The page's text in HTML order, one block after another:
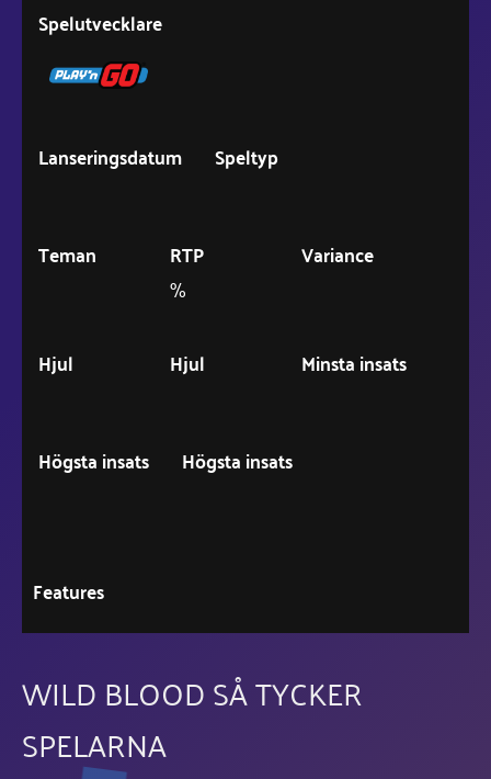
Spelutvecklare
Lanseringsdatum Speltyp
Teman
RTP
%
Variance
Hjul Hjul Minsta insats
Högsta insats Högsta insats
Features
WILD BLOOD SÅ TYCKER
SPELARNA